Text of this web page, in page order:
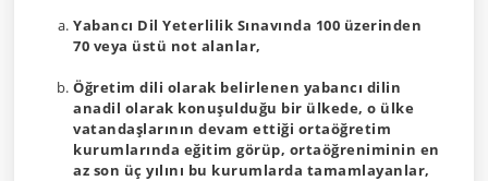
Yabancı Dil Yeterlilik Sınavında 100 üzerinden
70 veya üstü not alanlar,
Öğretim dili olarak belirlenen yabancı dilin
anadil olarak konuşulduğu bir ülkede, o ülke
vatandaşlarının devam ettiği ortaöğretim
kurumlarında eğitim görüp, ortaöğreniminin en
az son üç yılını bu kurumlarda tamamlayanlar,